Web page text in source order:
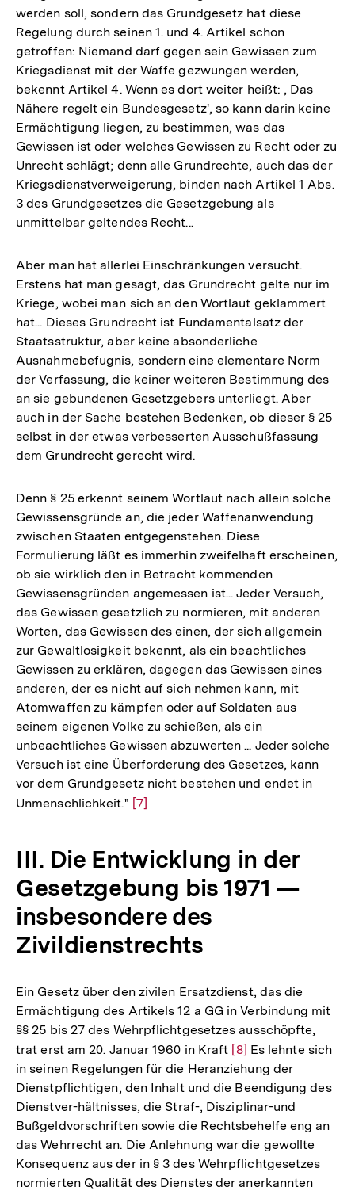
werden soll, sondern das Grundgesetz hat diese
Regelung durch seinen 1. und 4. Artikel schon
getroffen: Niemand darf gegen sein Gewissen zum
Kriegsdienst mit der Waffe gezwungen werden,
bekennt Artikel 4. Wenn es dort weiter heißt: , Das
Nähere regelt ein Bundesgesetz', so kann darin keine
Ermächtigung liegen, zu bestimmen, was das
Gewissen ist oder welches Gewissen zu Recht oder zu
Unrecht schlägt; denn alle Grundrechte, auch das der
Kriegsdienstverweigerung, binden nach Artikel 1 Abs.
3 des Grundgesetzes die Gesetzgebung als
unmittelbar geltendes Recht...
Aber man hat allerlei Einschränkungen versucht.
Erstens hat man gesagt, das Grundrecht gelte nur im
Kriege, wobei man sich an den Wortlaut geklammert
hat... Dieses Grundrecht ist Fundamentalsatz der
Staatsstruktur, aber keine absonderliche
Ausnahmebefugnis, sondern eine elementare Norm
der Verfassung, die keiner weiteren Bestimmung des
an sie gebundenen Gesetzgebers unterliegt. Aber
auch in der Sache bestehen Bedenken, ob dieser § 25
selbst in der etwas verbesserten Ausschußfassung
dem Grundrecht gerecht wird.
Denn § 25 erkennt seinem Wortlaut nach allein solche
Gewissensgründe an, die jeder Waffenanwendung
zwischen Staaten entgegenstehen. Diese
Formulierung läßt es immerhin zweifelhaft erscheinen,
ob sie wirklich den in Betracht kommenden
Gewissensgründen angemessen ist... Jeder Versuch,
das Gewissen gesetzlich zu normieren, mit anderen
Worten, das Gewissen des einen, der sich allgemein
zur Gewaltlosigkeit bekennt, als ein beachtliches
Gewissen zu erklären, dagegen das Gewissen eines
anderen, der es nicht auf sich nehmen kann, mit
Atomwaffen zu kämpfen oder auf Soldaten aus
seinem eigenen Volke zu schießen, als ein
unbeachtliches Gewissen abzuwerten ... Jeder solche
Versuch ist eine Überforderung des Gesetzes, kann
vor dem Grundgesetz nicht bestehen und endet in
Unmenschlichkeit." Zur
Fußnote
[7]
III. Die Entwicklung in der
Gesetzgebung bis 1971 —
insbesondere des
Zivildienstrechts
Ein Gesetz über den zivilen Ersatzdienst, das die
Ermächtigung des Artikels 12 a GG in Verbindung mit
§§ 25 bis 27 des Wehrpflichtgesetzes ausschöpfte,
trat erst am 20. Januar 1960 in Kraft Zur
Auflösung
der
Fußnote
[8] Es lehnte sich
in seinen Regelungen für die Heranziehung der
Dienstpflichtigen, den Inhalt und die Beendigung des
Dienstver-hältnisses, die Straf-, Disziplinar-und
Bußgeldvorschriften sowie die Rechtsbehelfe eng an
das Wehrrecht an. Die Anlehnung war die gewollte
Konsequenz aus der in § 3 des Wehrpflichtgesetzes
normierten Qualität des Dienstes der anerkannten